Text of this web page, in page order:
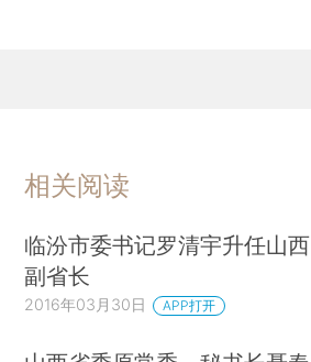
相关阅读
临汾市委书记罗清宇升任山西
副省长
2016年03月30日 APP打开